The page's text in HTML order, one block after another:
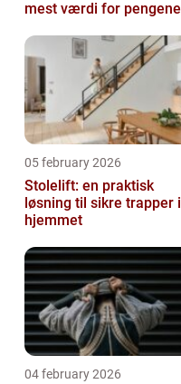
mest værdi for pengene
05 february 2026
Stolelift: en praktisk
løsning til sikre trapper i
hjemmet
04 february 2026